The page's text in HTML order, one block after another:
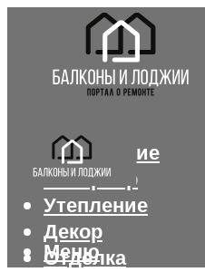
Остекление
Интерьер
Утепление
Декор
Отделка
Меню